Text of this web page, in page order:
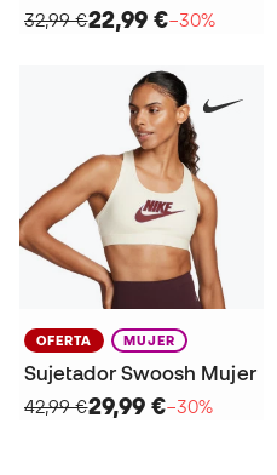
32,99 €22,99 €−30%
OFERTA MUJER
Sujetador Swoosh Mujer
42,99 €29,99 €−30%